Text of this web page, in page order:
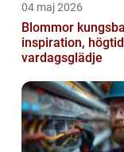
04 maj 2026
Blommor
inspiration,
vardagsglädje